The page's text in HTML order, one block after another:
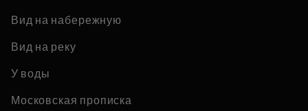
Вид на набережную
Вид на реку
У воды
Московская прописка